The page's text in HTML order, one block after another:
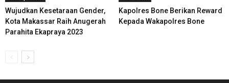
Wujudkan Kesetaraan Gender,
Kota Makassar Raih Anugerah
Parahita Ekapraya 2023
Kapolres Bone Berikan Reward
Kepada Wakapolres Bone